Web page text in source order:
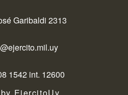
Garibaldi 2313
1542 int. 12600
EjercitoUy